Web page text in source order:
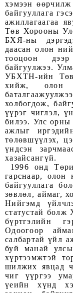
хэмээн
байгууллага
ажиллагаагаа
Төв Хорооны
БХЯ-ны
даасан олон
тооцоон
байгуулжээ.
УБХТН-ийн Төв
хийж, олон
холбогдож,
үүрэг чиглэл,
билээ. Улс орны
ажлыг
төлөвшүүлэх,
үндсэн
хазайсангүй.
1996 онд
гарснаар, олон
байгууллага
зөвлөл, аймаг,
Нийгэмд
статустай болж
бүртгэлийн
Одоогоор
салбартай үйл
буй манай
хүртээмжтэй
шилжих явцад ч
чиг үүргээ
үеийн хүнд